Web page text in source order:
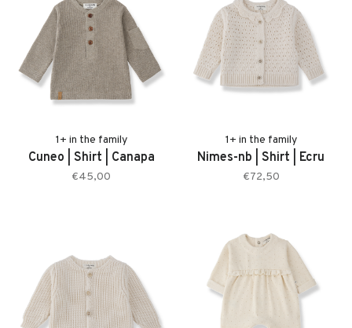
1+ in the family
Cuneo | Shirt | Canapa
€45,00
1+ in the family
Nimes-nb | Shirt | Ecru
€72,50